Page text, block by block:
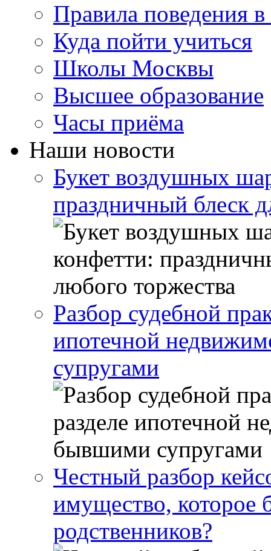
Правила поведения
Куда пойти учиться
Школы Москвы
Высшее образование
Часы приёма
Наши новости
Букет воздушных
праздничный блеск
Разбор судебной
ипотечной
супругами
Честный разбор
имущество, которое
родственников?